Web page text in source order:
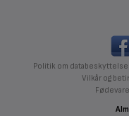
Politik om databeskyttelse
Vilkår og